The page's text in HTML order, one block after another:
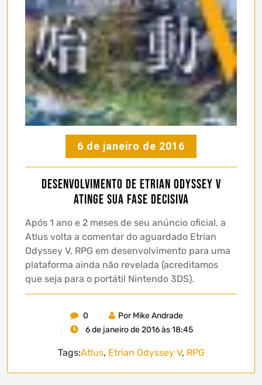
6 de janeiro de 2016
Desenvolvimento de Etrian Odyssey V
atinge sua fase decisiva
Após 1 ano e 2 meses de seu anúncio oficial, a
Atlus volta a comentar do aguardado Etrian
Odyssey V, RPG em desenvolvimento para uma
plataforma ainda não revelada (acreditamos
que seja para o portátil Nintendo 3DS).
0
Por Mike Andrade
6 de janeiro de 2016 às 18:45
Tags:Atlus, Etrian Odyssey V, RPG